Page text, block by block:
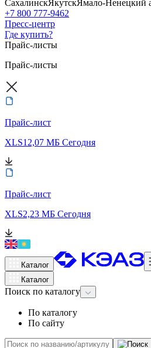
СахалинскЯкутскЯмало-Ненецкий
+7 800 777-9462
Пресс-центр
Где купить?
Прайс-листы
Прайс-листы
Прайс-лист
XLS12,07 МБ Сегодня
Прайс-лист
XLS2,23 МБ Сегодня
Каталог
Каталог
Поиск по каталогу
По каталогу
По сайту